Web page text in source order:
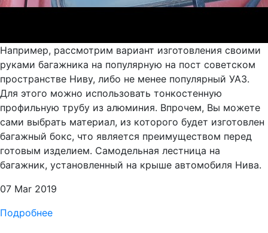
Например, рассмотрим вариант изготовления своими
руками багажника на популярную на пост советском
пространстве Ниву, либо не менее популярный УАЗ.
Для этого можно использовать тонкостенную
профильную трубу из алюминия. Впрочем, Вы можете
сами выбрать материал, из которого будет изготовлен
багажный бокс, что является преимуществом перед
готовым изделием. Самодельная лестница на
багажник, установленный на крыше автомобиля Нива.
07 Mar 2019
Подробнее